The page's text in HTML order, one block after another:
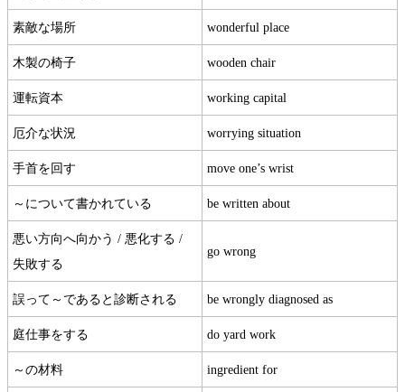
素敵な場所 wonderful place
木製の椅子 wooden chair
運転資本 working capital
厄介な状況 worrying situation
手首を回す move one’s wrist
～について書かれている be written about
悪い方向へ向かう / 悪化する /
失敗する
go wrong
誤って～であると診断される be wrongly diagnosed as
庭仕事をする do yard work
～の材料 ingredient for